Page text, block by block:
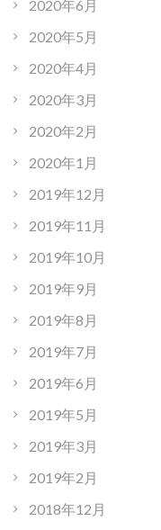
2020年6月
2020年5月
2020年4月
2020年3月
2020年2月
2020年1月
2019年12月
2019年11月
2019年10月
2019年9月
2019年8月
2019年7月
2019年6月
2019年5月
2019年3月
2019年2月
2018年12月